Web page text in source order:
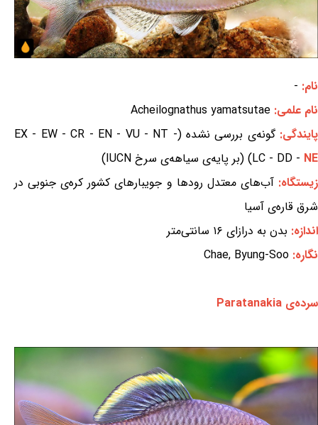
نام: -
نام علمی: Acheilognathus yamatsutae
پایندگی:
گونه‌ی بررسی نشده (EX - EW - CR - EN - VU - NT -
LC - DD - NE
) (بر پایه‌ی سیاهه‌ی سرخ IUCN)
زیستگاه:آب‌های معتدل رودها و جویبارهای کشور کره‌ی جنوبی در
شرق قاره‌ی آسیا
اندازه: بدن به درازای ۱۶ سانتی‌متر
نگاره: Chae, Byung-Soo
سرده‌ی Paratanakia